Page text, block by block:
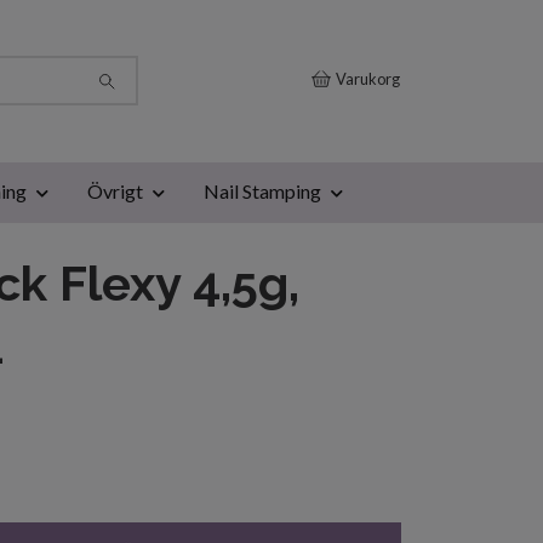
Varukorg
Övrigt Nail Stamping
Flexy 4,5g,